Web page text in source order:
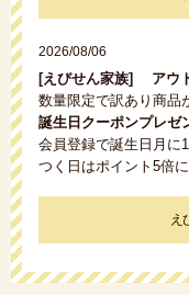
2026/08/06
[えびせん家族]
アウ
数量限定で訳あり商品
誕生日クーポンプレゼ
会員登録で誕生日月に
つく日はポイント5倍に
え